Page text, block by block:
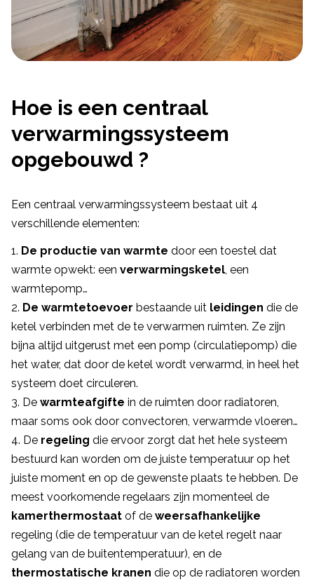
Hoe is een centraal
verwarmingssysteem
opgebouwd ?
Een centraal verwarmingssysteem bestaat uit 4
verschillende elementen:
De productie van warmte door een toestel dat
warmte opwekt: een verwarmingsketel , een
warmtepomp…
De warmtetoevoer bestaande uit leidingen die de
ketel verbinden met de te verwarmen ruimten. Ze zijn
bijna altijd uitgerust met een pomp (circulatiepomp) die
het water, dat door de ketel wordt verwarmd, in heel het
systeem doet circuleren.
De warmteafgifte in de ruimten door radiatoren,
maar soms ook door convectoren, verwarmde vloeren…
De regeling die ervoor zorgt dat het hele systeem
bestuurd kan worden om de juiste temperatuur op het
juiste moment en op de gewenste plaats te hebben. De
meest voorkomende regelaars zijn momenteel de
kamerthermostaat of de weersafhankelijke
regeling (die de temperatuur van de ketel regelt naar
gelang van de buitentemperatuur), en de
thermostatische kranen die op de radiatoren worden